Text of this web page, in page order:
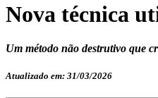
Nova técnica
Um método não destrutivo que
Atualizado em: 31/03/2026